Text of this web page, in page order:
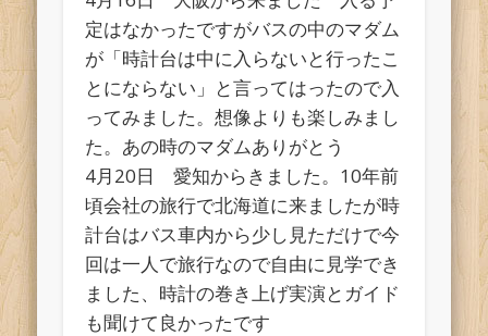
定はなかったですがバスの中のマダム
が「時計台は中に入らないと行ったこ
とにならない」と言ってはったので入
ってみました。想像よりも楽しみまし
た。あの時のマダムありがとう
4月20日 愛知からきました。10年前
頃会社の旅行で北海道に来ましたが時
計台はバス車内から少し見ただけで今
回は一人で旅行なので自由に見学でき
ました、時計の巻き上げ実演とガイド
も聞けて良かったです